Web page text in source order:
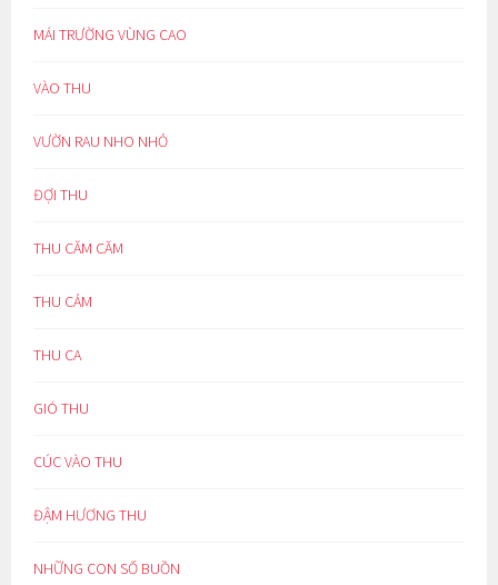
MÁI TRƯỜNG VÙNG CAO
VÀO THU
VƯỜN RAU NHO NHỎ
ĐỢI THU
THU CĂM CĂM
THU CẢM
THU CA
GIÓ THU
CÚC VÀO THU
ĐẬM HƯƠNG THU
NHỮNG CON SỐ BUỒN